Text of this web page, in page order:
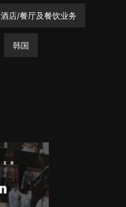
酒店/餐厅及餐饮业务
韩国